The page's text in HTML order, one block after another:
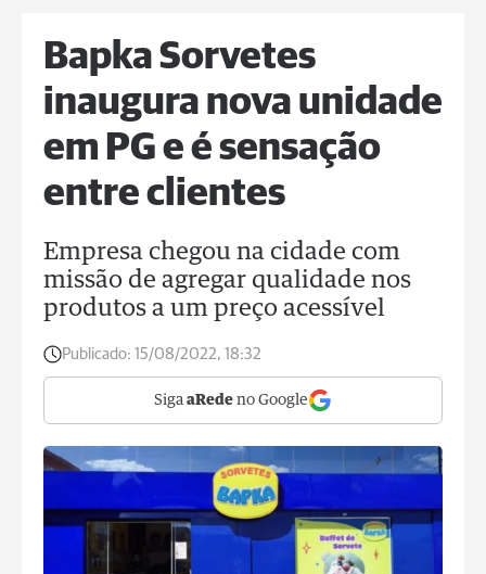
Bapka Sorvetes
inaugura nova unidade
em PG e é sensação
entre clientes
Empresa chegou na cidade com
missão de agregar qualidade nos
produtos a um preço acessível
Publicado: 15/08/2022, 18:32
Siga aRede no Google